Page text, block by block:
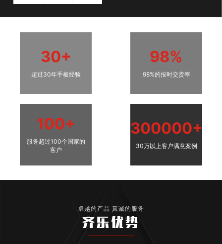
30+
超过30年手板经验
98%
98%的按时交货率
100+
服务超过100个国家的
客户
300000+
30万以上客户满意案例
卓越的产品 真诚的服务
齐乐优势